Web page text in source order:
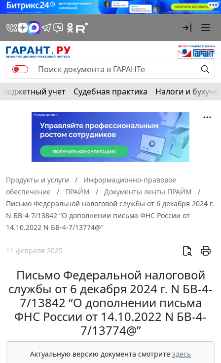
Бюджетный учет Судебная практика Налоги и
Продукты и услуги
Информационно-правовое
обеспечение
ПРАЙМ
Документы ленты ПРАЙМ
Письмо Федеральной налоговой службы от 6 декабря 2024 г.
N БВ-4-7/13842 “О дополнении письма ФНС России от
14.10.2022 N БВ-4-7/13774@”
11 февраля 2025
Письмо Федеральной налоговой
службы от 6 декабря 2024 г. N БВ-4-
7/13842 “О дополнении письма
ФНС России от 14.10.2022 N БВ-4-
7/13774@”
Актуальную версию документа смотрите здесь